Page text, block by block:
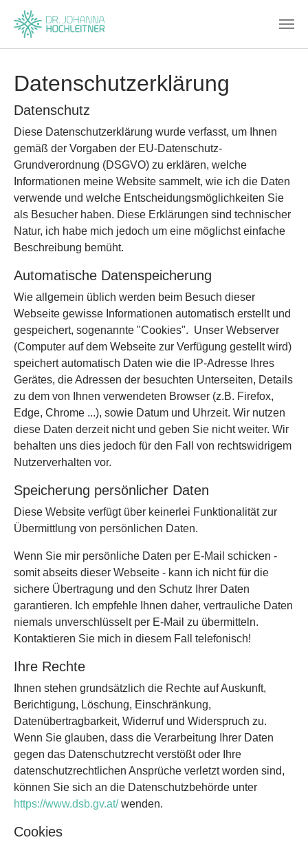
Datenschutzerklärung
Datenschutz
Diese Datenschutzerklärung wurde verfasst, um Ihnen
gemäß der Vorgaben der EU-Datenschutz-
Grundverordnung (DSGVO) zu erklären, welche
Informationen meine Website sammelt, wie ich die Daten
verwende und welche Entscheidungsmöglichkeiten Sie
als Besucher haben. Diese Erklärungen sind technischer
Natur, ich habe mich jedoch um eine möglichst einfache
Beschreibung bemüht.
Automatische Datenspeicherung
Wie allgemein üblich werden beim Besuch dieser
Webseite gewisse Informationen automatisch erstellt und
gespeichert, sogenannte "Cookies". Unser Webserver
(Computer auf dem Webseite zur Verfügung gestellt wird)
speichert automatisch Daten wie die IP-Adresse Ihres
Gerätes, die Adressen der besuchten Unterseiten, Details
zu dem von Ihnen verwendeten Browser (z.B. Firefox,
Edge, Chrome ...), sowie Datum und Uhrzeit. Wir nutzen
diese Daten derzeit nicht und geben Sie nicht weiter. Wir
behalten uns dies jedoch für den Fall von rechtswidrigem
Nutzerverhalten vor.
Speicherung persönlicher Daten
Diese Website verfügt über keinerlei Funktionalität zur
Übermittlung von persönlichen Daten.
Wenn Sie mir persönliche Daten per E-Mail schicken -
somit abseits dieser Webseite - kann ich nicht für die
sichere Übertragung und den Schutz Ihrer Daten
garantieren. Ich empfehle Ihnen daher, vertrauliche Daten
niemals unverschlüsselt per E-Mail zu übermitteln.
Kontaktieren Sie mich in diesem Fall telefonisch!
Ihre Rechte
Ihnen stehen grundsätzlich die Rechte auf Auskunft,
Berichtigung, Löschung, Einschränkung,
Datenübertragbarkeit, Widerruf und Widerspruch zu.
Wenn Sie glauben, dass die Verarbeitung Ihrer Daten
gegen das Datenschutzrecht verstößt oder Ihre
datenschutzrechtlichen Ansprüche verletzt worden sind,
können Sie sich an die Datenschutzbehörde unter
https://www.dsb.gv.at/wenden.
Cookies